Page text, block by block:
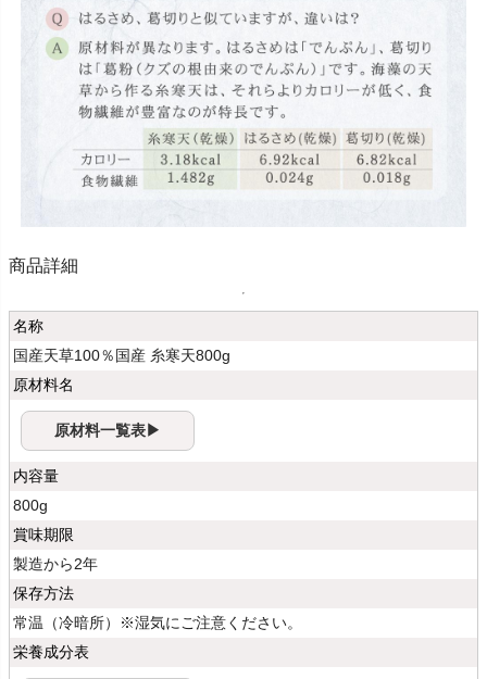
商品詳細
名称
国産天草100％国産 糸寒天800g
原材料名
原材料一覧表▶
内容量
800g
賞味期限
製造から2年
保存方法
常温（冷暗所）※湿気にご注意ください。
栄養成分表